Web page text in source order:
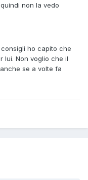
non la vedo
ho capito che
lui. Non voglio che il
se a volte fa